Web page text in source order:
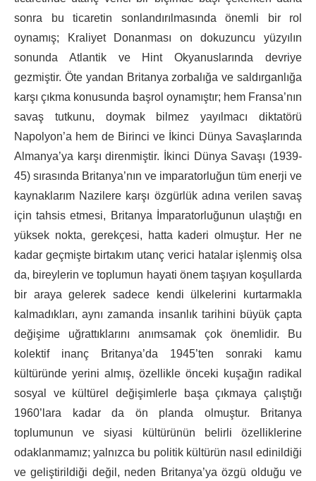
sonra bu ticaretin sonlandırılmasında önemli bir rol
oynamış; Kraliyet Donanması on dokuzuncu yüzyılın
sonunda Atlantik ve Hint Okyanuslarında devriye
gezmiştir. Öte yandan Britanya zorbalığa ve saldırganlığa
karşı çıkma konusunda başrol oynamıştır; hem Fransa’nın
savaş tutkunu, doymak bilmez yayılmacı diktatörü
Napolyon’a hem de Birinci ve İkinci Dünya Savaşlarında
Almanya’ya karşı direnmiştir. İkinci Dünya Savaşı (1939-
45) sırasında Britanya’nın ve imparatorluğun tüm enerji ve
kaynaklarım Nazilere karşı özgürlük adına verilen savaş
için tahsis etmesi, Britanya İmparatorluğunun ulaştığı en
yüksek nokta, gerekçesi, hatta kaderi olmuştur. Her ne
kadar geçmişte birtakım utanç verici hatalar işlenmiş olsa
da, bireylerin ve toplumun hayati önem taşıyan koşullarda
bir araya gelerek sadece kendi ülkelerini kurtarmakla
kalmadıkları, aynı zamanda insanlık tarihini büyük çapta
değişime uğrattıklarını anımsamak çok önemlidir. Bu
kolektif inanç Britanya’da 1945’ten sonraki kamu
kültüründe yerini almış, özellikle önceki kuşağın radikal
sosyal ve kültürel değişimlerle başa çıkmaya çalıştığı
1960’lara kadar da ön planda olmuştur. Britanya
toplumunun ve siyasi kültürünün belirli özelliklerine
odaklanmamız; yalnızca bu politik kültürün nasıl edinildiği
ve geliştirildiği değil, neden Britanya’ya özgü olduğu ve